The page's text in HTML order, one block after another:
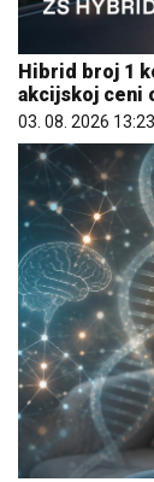
Hibrid broj 1
akcijskoj ceni
03. 08. 2026 13:23